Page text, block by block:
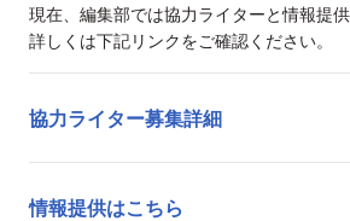
現在、編集部では協力ライターと情報提供
詳しくは下記リンクをご確認ください。
協力ライター募集詳細
情報提供はこちら